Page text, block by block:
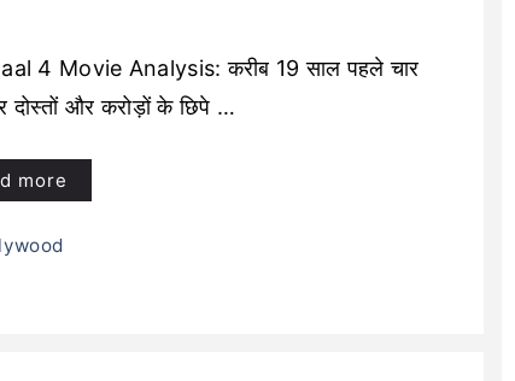
4 Movie Analysis: करीब 19 साल पहले चार
दोस्तों और करोड़ों के छिपे …
more